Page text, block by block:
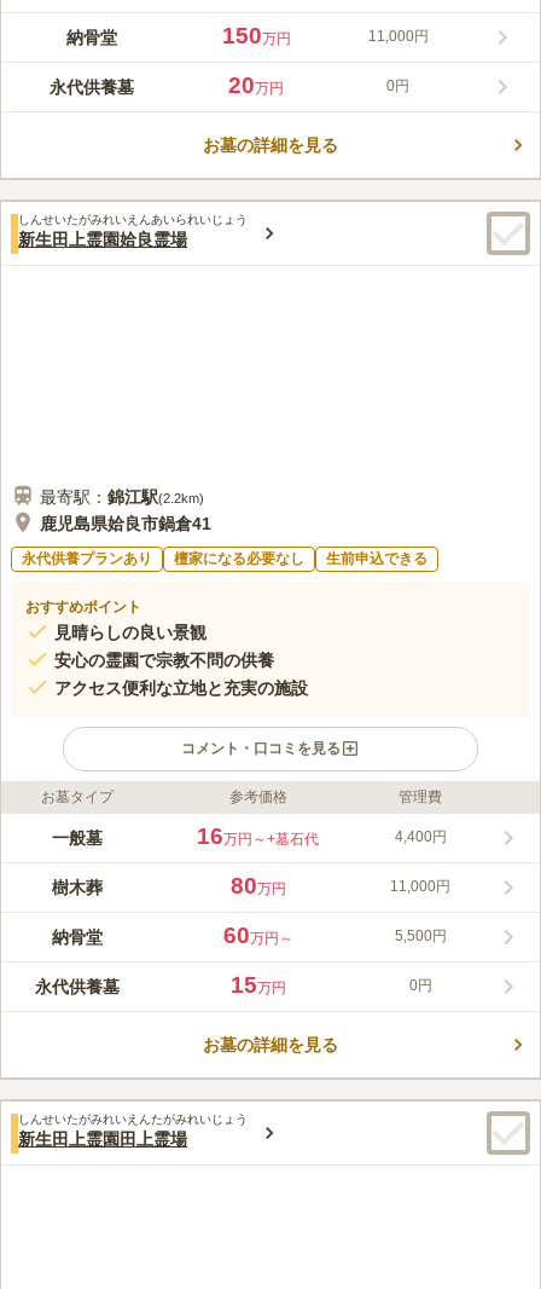
納骨堂 150万円 11,000円
永代供養墓 20万円 0円
お墓の詳細を見る
しんせいたがみれいえんあいられいじょう
新生田上霊園姶良霊場
最寄駅： 錦江駅(2.2km)
鹿児島県姶良市鍋倉41
永代供養プランあり 檀家になる必要なし 生前申込できる
おすすめポイント
見晴らしの良い景観
安心の霊園で宗教不問の供養
アクセス便利な立地と充実の施設
コメント・口コミを見る
ライフドット編集部のコメント
姶良市鍋倉に位置する新生田上霊園姶良霊場は、桜島や鹿児島市
安心感のもと、宗教不問で利用でき、仏教や神道の法要施設も完
備。継承者がいなくても永代供養が可能なため、安心してご利用
約8分、また無料の送迎バスも運行しています。
この霊園はまだ誰からも評価されていません。
お墓タイプ 参考価格 管理費
一般墓 16万円～+墓石代 4,400円
樹木葬 80万円 11,000円
納骨堂 60万円～ 5,500円
永代供養墓 15万円 0円
お墓の詳細を見る
しんせいたがみれいえんたがみれいじょう
新生田上霊園田上霊場